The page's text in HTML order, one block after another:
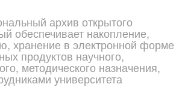
архив открытого
обеспечивает накопление,
хранение в электронной форме
продуктов научного,
методического назначения,
университета